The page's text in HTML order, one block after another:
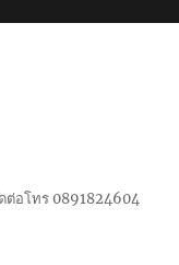
ต่อโทร 0891824604